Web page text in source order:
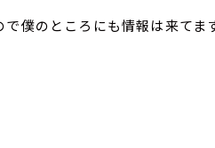
僕のところにも情報は来てます